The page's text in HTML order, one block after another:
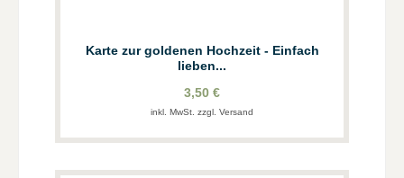
Karte zur goldenen Hochzeit - Einfach
lieben...
3,50 €
inkl. MwSt. zzgl. Versand